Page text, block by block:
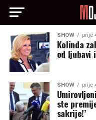
SHOW prije
Kolinda
od ljubavi
SHOW prije
ste
sakrije!’